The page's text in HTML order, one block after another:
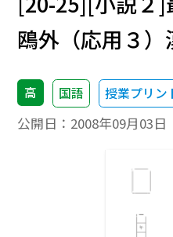
鴎外（応用３）
高 国語 授業プリン
公開日： 2008年09月03日